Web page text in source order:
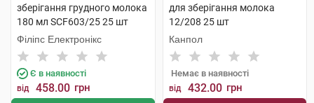
зберігання грудного молока
180 мл SCF603/25 25 шт
Філіпс Електронікс
Є в наявності
від 458.00 грн
для зберігання молока
12/208 25 шт
Канпол
Немає в наявності
від 432.00 грн